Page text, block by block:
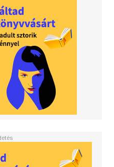
By studying the
the authors identify
and researchers to
in secondary and post-
discussing how old ideas
authors argue that
into the nature of
solving, providing
between
future of STEM